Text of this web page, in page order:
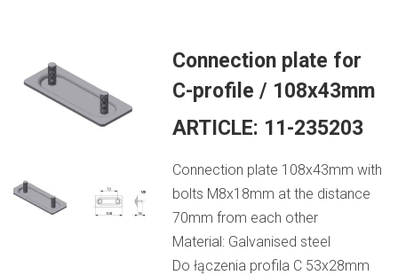
Connection plate for
C-profile / 108x43mm
ARTICLE: 11-235203
Connection plate 108x43mm with
bolts M8x18mm at the distance
70mm from each other
Material: Galvanised steel
Do łączenia profila C 53x28mm